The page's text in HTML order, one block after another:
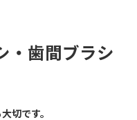
・歯間ブラシ
切です。